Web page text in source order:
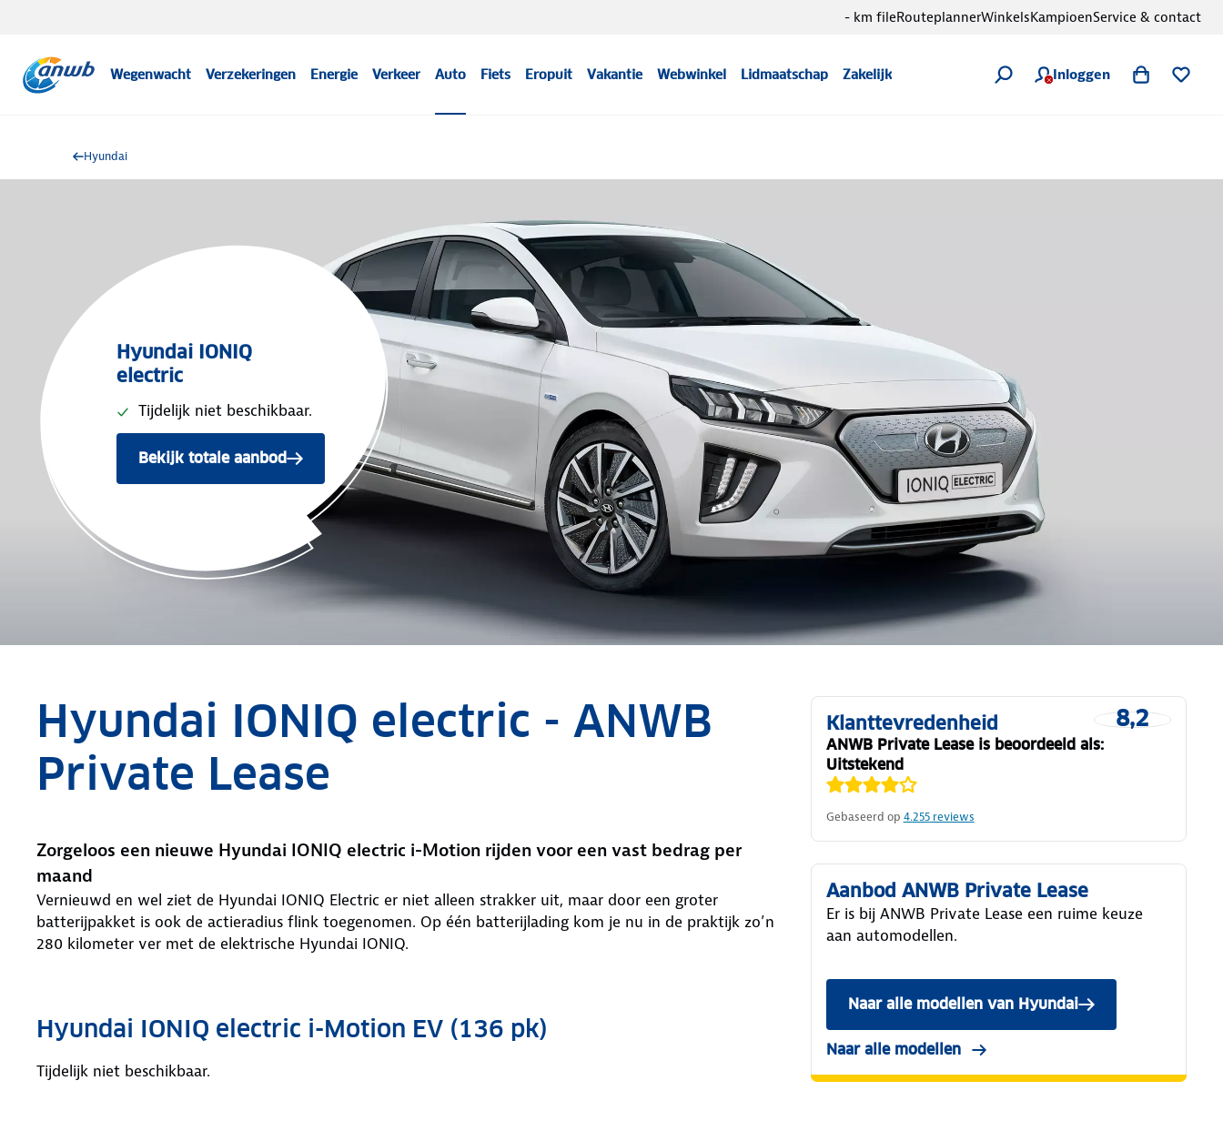
Wegenwacht Verzekeringen Energie Verkeer Auto Fiets Eropuit Vakantie Webwinkel Lidmaatschap Zakelijk Inloggen
- km fileRouteplannerWinkelsKampioenService & contact
Hyundai
Hyundai IONIQ
electric
Tijdelijk niet beschikbaar.
Bekijk totale aanbod
Hyundai IONIQ electric - ANWB
Private Lease
Zorgeloos een nieuwe Hyundai IONIQ electric i-Motion rijden voor een vast bedrag per
maand
Vernieuwd en wel ziet de Hyundai IONIQ Electric er niet alleen strakker uit, maar door een groter
batterijpakket is ook de actieradius flink toegenomen. Op één batterijlading kom je nu in de praktijk zo’n
280 kilometer ver met de elektrische Hyundai IONIQ.
Hyundai IONIQ electric i-Motion EV (136 pk)
Tijdelijk niet beschikbaar.
8,2
Klanttevredenheid
ANWB Private Lease is beoordeeld als:
Uitstekend
Gebaseerd op 4.255reviews
Aanbod ANWB Private Lease
Er is bij ANWB Private Lease een ruime keuze
aan automodellen.
Naar alle modellen van Hyundai
Naar alle modellen